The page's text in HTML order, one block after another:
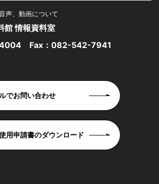
声、動画について
館 情報資料室
Fax：082-542-7941
でお問い合わせ
用申請書のダウンロード